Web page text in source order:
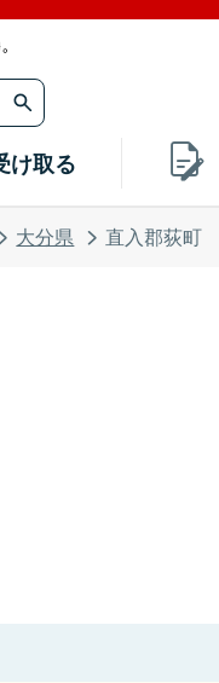
け取る
大分県 直入郡荻町